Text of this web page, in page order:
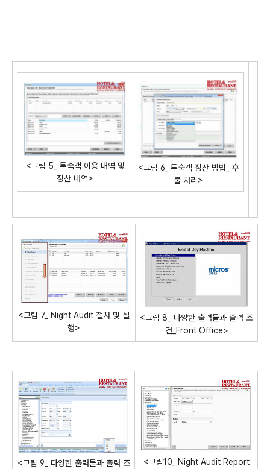
<그림 5_ 투숙객 이용 내역 및
정산 내역>
<그림 6_ 투숙객 정산 방법_ 후
불 처리>
<그림 7_ Night Audit 절차 및 실
행>
<그림 8_ 다양한 출력물과 출력 조
건_Front Office>
<그림 9_ 다양한 출력물과 출력 조
<그림10_ Night Audit Report